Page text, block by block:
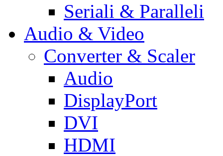
Seriali & Paralleli
Audio & Video
Converter & Scaler
Audio
DisplayPort
DVI
HDMI